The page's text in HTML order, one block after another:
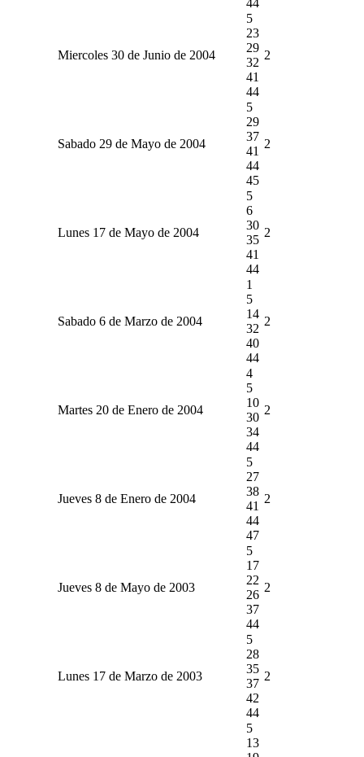
Miercoles 30 de Junio de 2004
5
23
29
32
41
44
2
Sabado 29 de Mayo de 2004
5
29
37
41
44
45
2
Lunes 17 de Mayo de 2004
5
6
30
35
41
44
2
Sabado 6 de Marzo de 2004
1
5
14
32
40
44
2
Martes 20 de Enero de 2004
4
5
10
30
34
44
2
Jueves 8 de Enero de 2004
5
27
38
41
44
47
2
Jueves 8 de Mayo de 2003
5
17
22
26
37
44
2
Lunes 17 de Marzo de 2003
5
28
35
37
42
44
2
5
13